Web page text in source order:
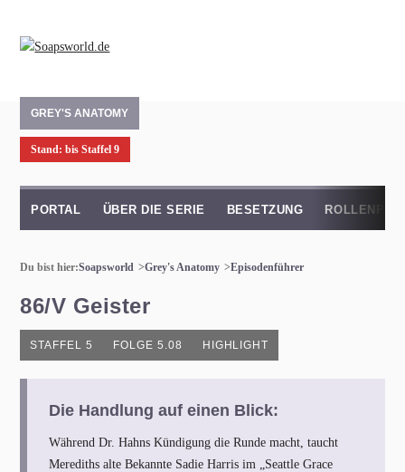
GREY'S ANATOMY
Stand: bis Staffel 9
PORTAL ÜBER DIE SERIE BESETZUNG
Du bist hier:Soapsworld Grey's Anatomy Episodenführer
86/V Geister
STAFFEL 5 FOLGE 5.08 HIGHLIGHT
Die Handlung auf einen Blick:
Während Dr. Hahns Kündigung die Runde macht, taucht
Merediths alte Bekannte Sadie Harris im „Seattle Grace